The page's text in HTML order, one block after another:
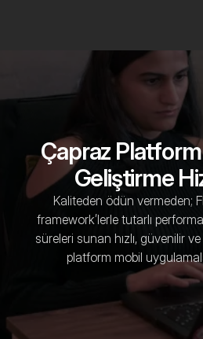
Çapraz
Geliştirme
Kaliteden ödün vermeden;
framework’lerle tutarlı
süreleri sunan hızlı, güvenilir
platform mobil